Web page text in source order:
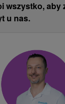
wszystko, aby
u nas.